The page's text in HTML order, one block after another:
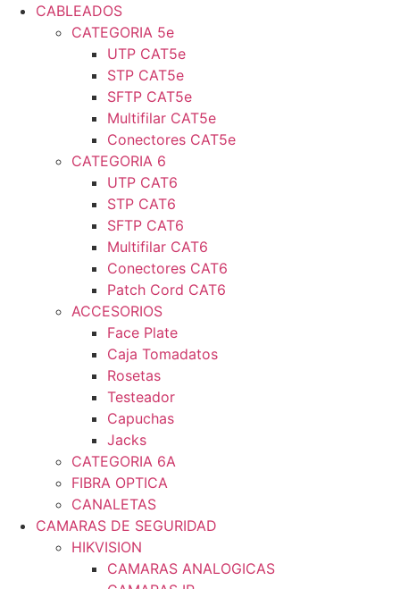
CABLEADOS
CATEGORIA 5e
UTP CAT5e
STP CAT5e
SFTP CAT5e
Multifilar CAT5e
Conectores CAT5e
CATEGORIA 6
UTP CAT6
STP CAT6
SFTP CAT6
Multifilar CAT6
Conectores CAT6
Patch Cord CAT6
ACCESORIOS
Face Plate
Caja Tomadatos
Rosetas
Testeador
Capuchas
Jacks
CATEGORIA 6A
FIBRA OPTICA
CANALETAS
CAMARAS DE SEGURIDAD
HIKVISION
CAMARAS ANALOGICAS